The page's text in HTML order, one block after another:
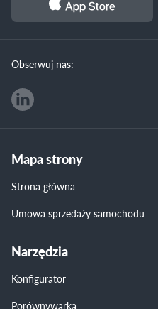
Obserwuj nas:
Mapa strony
Strona główna
Umowa sprzedaży samochodu
Narzędzia
Konfigurator
Porównywarka